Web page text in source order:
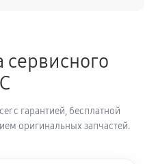
Acer P2 TMP214-53-
с гарантией, бесплатной
оригинальных запчастей.